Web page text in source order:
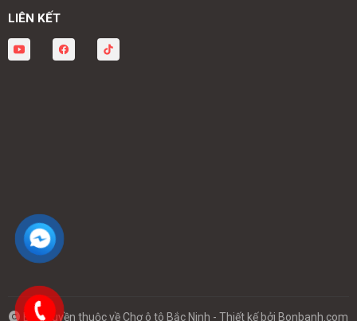
LIÊN KẾT
Bản quyền thuộc về Chợ ô tô Bắc Ninh - Thiết kế bởi Bonbanh.com